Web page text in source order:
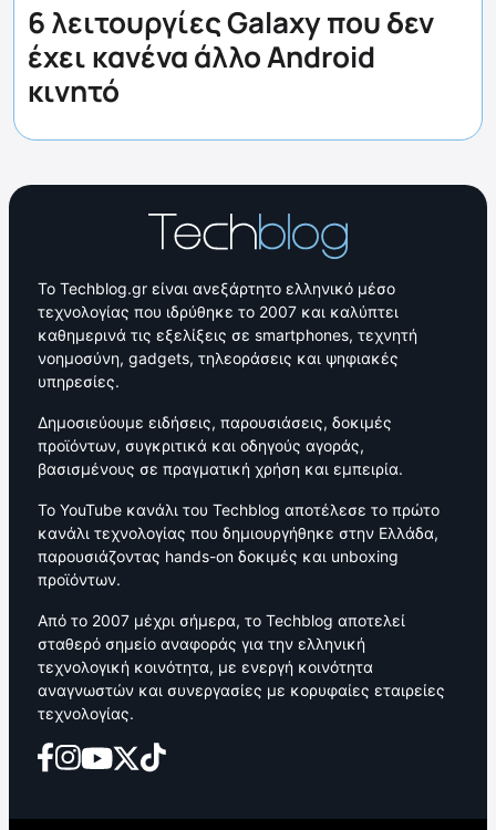
6 λειτουργίες Galaxy που δεν
έχει κανένα άλλο Android
κινητό
Το Techblog.gr είναι ανεξάρτητο ελληνικό μέσο
τεχνολογίας που ιδρύθηκε το 2007 και καλύπτει
καθημερινά τις εξελίξεις σε smartphones, τεχνητή
νοημοσύνη, gadgets, τηλεοράσεις και ψηφιακές
υπηρεσίες.
Δημοσιεύουμε ειδήσεις, παρουσιάσεις, δοκιμές
προϊόντων, συγκριτικά και οδηγούς αγοράς,
βασισμένους σε πραγματική χρήση και εμπειρία.
Το YouTube κανάλι του Techblog αποτέλεσε το πρώτο
κανάλι τεχνολογίας που δημιουργήθηκε στην Ελλάδα,
παρουσιάζοντας hands-on δοκιμές και unboxing
προϊόντων.
Από το 2007 μέχρι σήμερα, το Techblog αποτελεί
σταθερό σημείο αναφοράς για την ελληνική
τεχνολογική κοινότητα, με ενεργή κοινότητα
αναγνωστών και συνεργασίες με κορυφαίες εταιρείες
τεχνολογίας.